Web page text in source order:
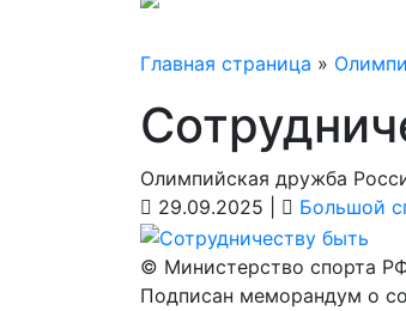
Главная страница »
Олимпийская дружба
29.09.2025 |
Большой
© Министерство спорта
Подписан меморандум о